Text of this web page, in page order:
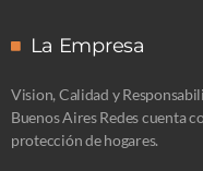
La Empresa
Vision, Calidad y
Buenos Aires Redes cuenta
protección de hogares.